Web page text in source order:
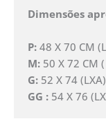
Dimensões
P: 48 X 70 CM
M: 50 X 72 CM
G: 52 X 74 (LXA)
GG : 54 X 76